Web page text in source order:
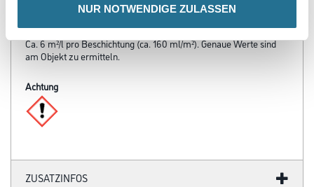
NUR NOTWENDIGE ZULASSEN
Verbrauch
Ca. 6 m²/l pro Beschichtung (ca. 160 ml/m²). Genaue Werte sind
am Objekt zu ermitteln.
Achtung
ZUSATZINFOS